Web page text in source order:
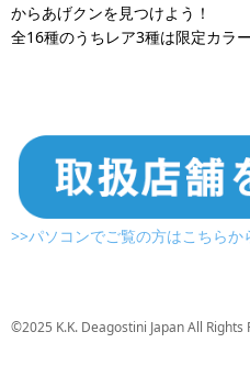
からあげクンを見つけよう！
全16種のうちレア3種は限定カラ
>>パソコンでご覧の方はこちらか
©2025 K.K. Deagostini Japan All Rights